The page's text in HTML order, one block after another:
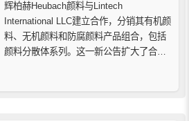
辉柏赫Heubach颜料与Lintech
International LLC建立合作，分销其有机颜
料、无机颜料和防腐颜料产品组合，包括
颜料分散体系列。这一新公告扩大了合作